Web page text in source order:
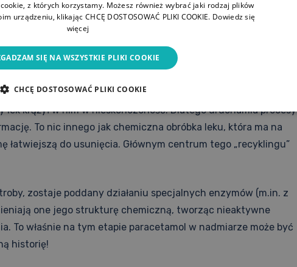
we krwi, cząsteczki docierają do ośrodkowego układu
głównie wykonuje swoje zadanie – blokuje enzymy
sygnałów bólowych, dzięki czemu ból głowy ustępuje.
w wątrobie?
lek krążył w nim w nieskończoność. Dlatego uruchamia procesy
To nic innego jak chemiczna obróbka leku, która ma na
łatwiejszą do usunięcia. Głównym centrum tego „recyklingu”
zostaje poddany działaniu specjalnych enzymów (m.in. z
one jego strukturę chemiczną, tworząc nieaktywne
To właśnie na tym etapie paracetamol w nadmiarze może być
historię!
z których korzystamy. Możesz również wybrać jaki rodzaj plików
urządzeniu, klikając CHCĘ DOSTOSOWAĆ PLIKI COOKIE. Dowiedz się
więcej
SIĘ NA WSZYSTKIE PLIKI COOKIE
CHCĘ DOSTOSOWAĆ PLIKI COOKIE